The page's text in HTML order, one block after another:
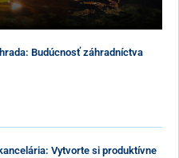
Budúcnosť záhradníctva
Vytvorte si produktívne